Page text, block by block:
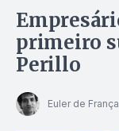
primeiro
Perillo
Euler de